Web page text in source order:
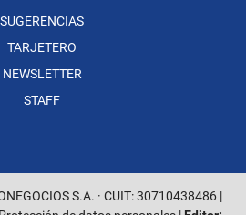
SUGERENCIAS
TARJETERO
NEWSLETTER
STAFF
S.A. · CUIT: 30710438486 |